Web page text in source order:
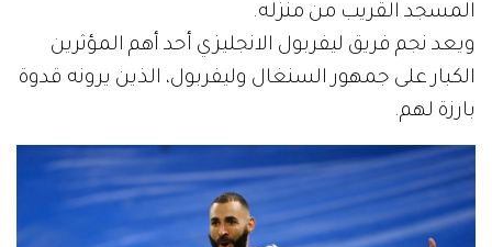
المسجد القريب من منزله.
ويعد نجم فريق ليفربول الانجليزي أحد أهم المؤثرين
الكبار على جمهور السنغال وليفربول، الذين يرونه قدوة
بارزة لهم.